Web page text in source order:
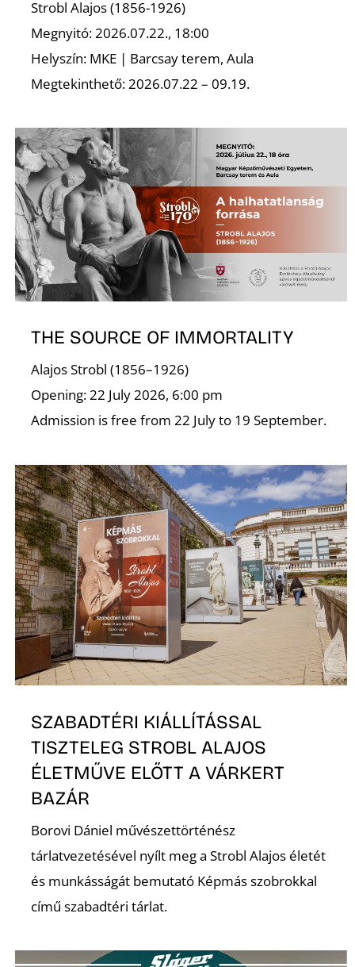
Strobl Alajos (1856-1926)
Megnyitó: 2026.07.22., 18:00
Helyszín: MKE | Barcsay terem, Aula
Megtekinthető: 2026.07.22 – 09.19.
THE SOURCE OF IMMORTALITY
Alajos Strobl (1856–1926)
Opening: 22 July 2026, 6:00 pm
Admission is free from 22 July to 19 September.
SZABADTÉRI KIÁLLÍTÁSSAL
TISZTELEG STROBL ALAJOS
ÉLETMŰVE ELŐTT A VÁRKERT
BAZÁR
Borovi Dániel művészettörténész
tárlatvezetésével nyílt meg a Strobl Alajos életét
és munkásságát bemutató Képmás szobrokkal
című szabadtéri tárlat.